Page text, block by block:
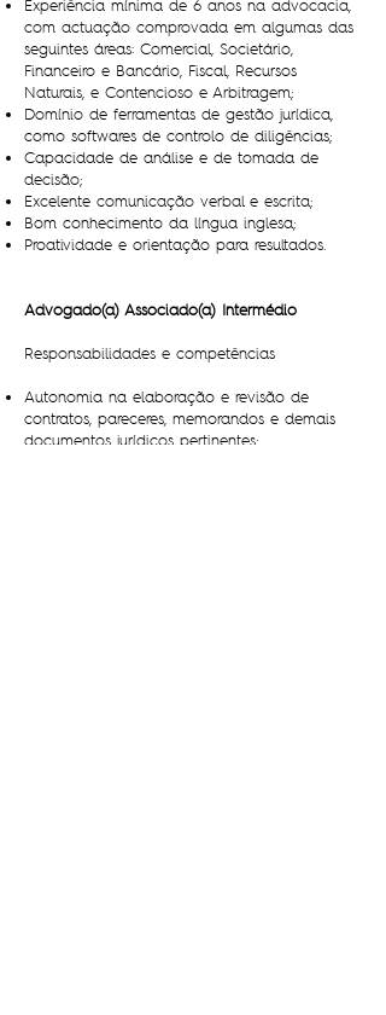
Experiência mínima de 6 anos na advocacia,
com actuação comprovada em algumas das
seguintes áreas: Comercial, Societário,
Financeiro e Bancário, Fiscal, Recursos
Naturais, e Contencioso e Arbitragem;
Domínio de ferramentas de gestão jurídica,
como softwares de controlo de diligências;
Capacidade de análise e de tomada de
decisão;
Excelente comunicação verbal e escrita;
Bom conhecimento da língua inglesa;
Proatividade e orientação para resultados.
Advogado(a) Associado(a) Intermédio
Responsabilidades e competências
Autonomia na elaboração e revisão de
contratos, pareceres, memorandos e demais
documentos jurídicos pertinentes;